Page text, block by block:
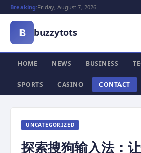
Breaking:Friday, August 7, 2026
B buzzytots
HOME NEWS BUSINESS
SPORTS CASINO CONTACT
UNCATEGORIZED
探索搜狗输入法：